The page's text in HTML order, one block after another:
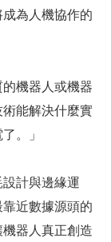
為人機協作的
機器人或機器
能解決什麼實
。」
計與邊緣運
近數據源頭的
器人真正創造